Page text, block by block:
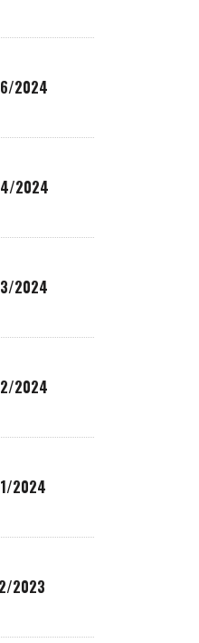
2024
2024
2024
2024
2024
2023